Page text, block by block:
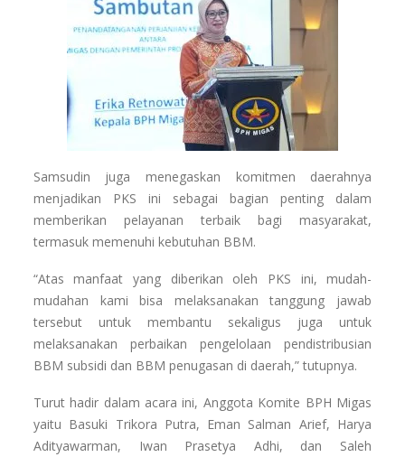
Samsudin juga menegaskan komitmen daerahnya
menjadikan PKS ini sebagai bagian penting dalam
memberikan pelayanan terbaik bagi masyarakat,
termasuk memenuhi kebutuhan BBM.
“Atas manfaat yang diberikan oleh PKS ini, mudah-
mudahan kami bisa melaksanakan tanggung jawab
tersebut untuk membantu sekaligus juga untuk
melaksanakan perbaikan pengelolaan pendistribusian
BBM subsidi dan BBM penugasan di daerah,” tutupnya.
Turut hadir dalam acara ini, Anggota Komite BPH Migas
yaitu Basuki Trikora Putra, Eman Salman Arief, Harya
Adityawarman, Iwan Prasetya Adhi, dan Saleh